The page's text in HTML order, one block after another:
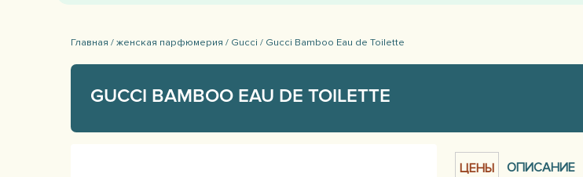
Главная /женская парфюмерия / Gucci / Gucci Bamboo Eau de Toilette
GUCCI BAMBOO EAU DE TOILETTE
ЦЕНЫ ОПИСАНИЕ